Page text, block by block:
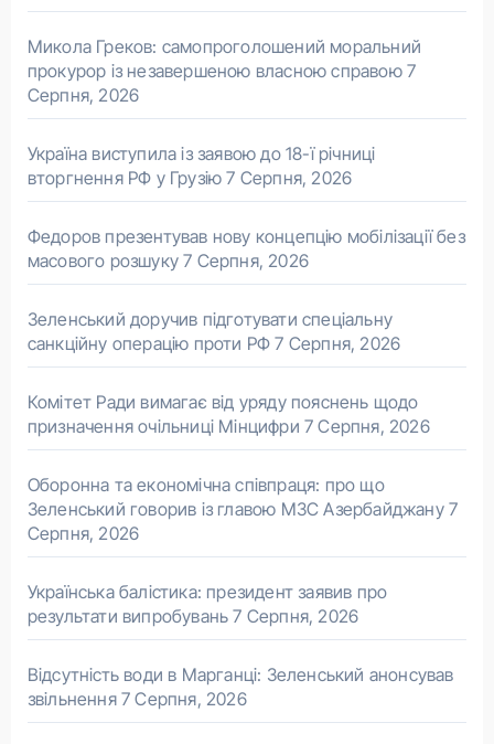
Микола Греков: самопроголошений моральний
прокурор із незавершеною власною справою 7
Серпня, 2026
Україна виступила із заявою до 18-ї річниці
вторгнення РФ у Грузію 7 Серпня, 2026
Федоров презентував нову концепцію мобілізації без
масового розшуку 7 Серпня, 2026
Зеленський доручив підготувати спеціальну
санкційну операцію проти РФ 7 Серпня, 2026
Комітет Ради вимагає від уряду пояснень щодо
призначення очільниці Мінцифри 7 Серпня, 2026
Оборонна та економічна співпраця: про що
Зеленський говорив із главою МЗС Азербайджану 7
Серпня, 2026
Українська балістика: президент заявив про
результати випробувань 7 Серпня, 2026
Відсутність води в Марганці: Зеленський анонсував
звільнення 7 Серпня, 2026